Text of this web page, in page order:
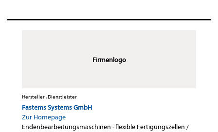
Firmenlogo
Hersteller , Dienstleister
Fastems Systems GmbH
Zur Homepage
Endenbearbeitungsmaschinen ·flexible Fertigungszellen /